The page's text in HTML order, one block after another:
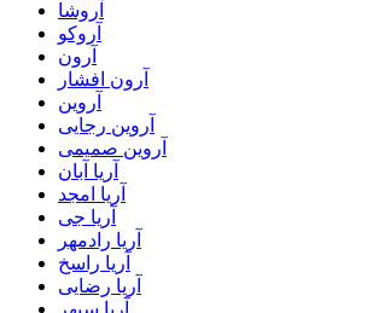
آروشا
آروکو
آرون
آرون افشار
آروین
آروین رجایی
آروین صمیمی
آریا آبان
آریا امجد
آریا جی
آریا رادمهر
آریا راسخ
آریا رضایی
آریا سپهر